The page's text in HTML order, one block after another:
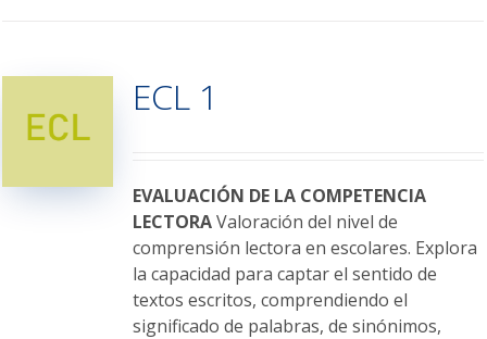
Las
opciones
elegir
en
la
página
de
producto
ECL 1
EVALUACIÓN DE LA COMPETENCIA
LECTORAValoración del nivel de
comprensión lectora en escolares. Explora
la capacidad para captar el sentido de
textos escritos, comprendiendo el
significado de palabras, de sinónimos,